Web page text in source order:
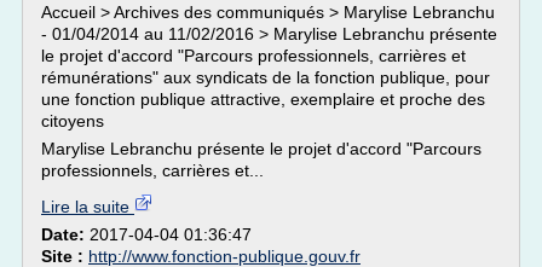
Accueil > Archives des communiqués > Marylise Lebranchu
- 01/04/2014 au 11/02/2016 > Marylise Lebranchu présente
le projet d'accord "Parcours professionnels, carrières et
rémunérations" aux syndicats de la fonction publique, pour
une fonction publique attractive, exemplaire et proche des
citoyens
Marylise Lebranchu présente le projet d'accord "Parcours
professionnels, carrières et...
Lire la suite
Date: 2017-04-04 01:36:47
Site : http://www.fonction-publique.gouv.fr